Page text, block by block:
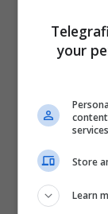
your
Store
Learn